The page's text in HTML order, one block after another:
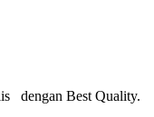
dengan Best Quality.